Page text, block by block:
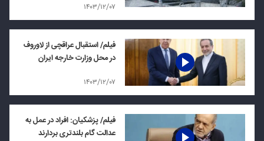
۱۴۰۳/۱۲/۰۷
فیلم/ استقبال عراقچی از لاوروف
در محل وزارت خارجه ایران
۱۴۰۳/۱۲/۰۷
فیلم/ پزشکیان: افراد در عمل به
عدالت گام بلندتری بردارند